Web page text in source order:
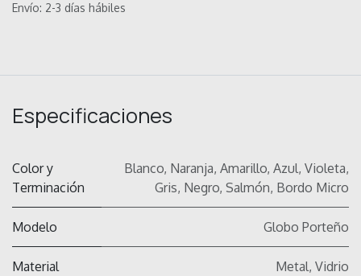
Envío: 2-3 días hábiles
Especificaciones
Color y
Terminación
Blanco, Naranja, Amarillo, Azul, Violeta,
Gris, Negro, Salmón, Bordo Micro
Modelo Globo Porteño
Material Metal, Vidrio